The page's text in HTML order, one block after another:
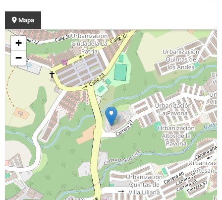
Mapa
+
−